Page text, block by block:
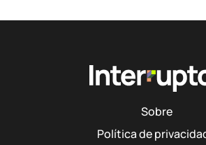
Sobre
Política de